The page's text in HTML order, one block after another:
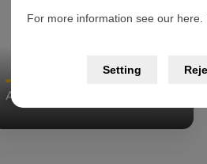
For more information see our here.
Setting
Apartamentos Walhalla